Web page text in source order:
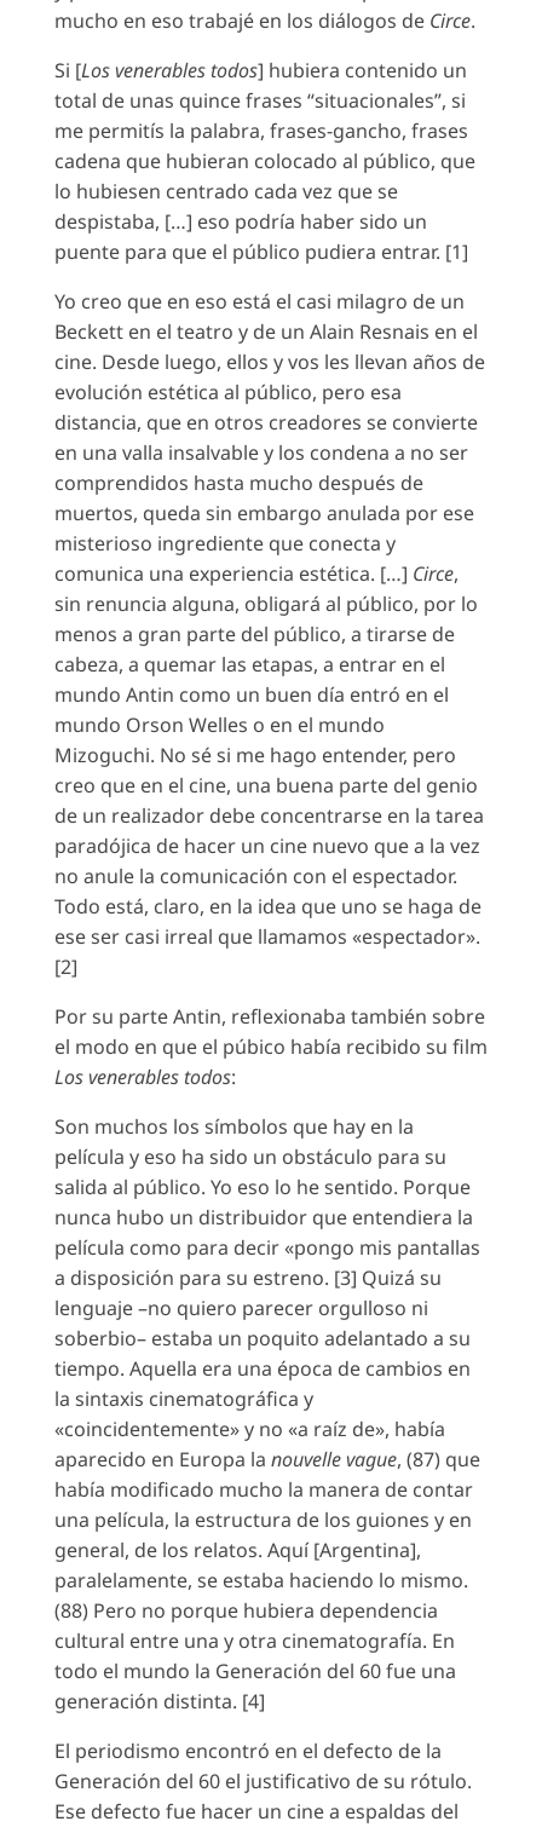
mucho en eso trabajé en los diálogos de Circe.
Si [Los venerables todos] hubiera contenido un
total de unas quince frases “situacionales”, si
me permitís la palabra, frases-gancho, frases
cadena que hubieran colocado al público, que
lo hubiesen centrado cada vez que se
despistaba, […] eso podría haber sido un
puente para que el público pudiera entrar. [1]
Yo creo que en eso está el casi milagro de un
Beckett en el teatro y de un Alain Resnais en el
cine. Desde luego, ellos y vos les llevan años de
evolución estética al público, pero esa
distancia, que en otros creadores se convierte
en una valla insalvable y los condena a no ser
comprendidos hasta mucho después de
muertos, queda sin embargo anulada por ese
misterioso ingrediente que conecta y
comunica una experiencia estética. […] Circe,
sin renuncia alguna, obligará al público, por lo
menos a gran parte del público, a tirarse de
cabeza, a quemar las etapas, a entrar en el
mundo Antin como un buen día entró en el
mundo Orson Welles o en el mundo
Mizoguchi. No sé si me hago entender, pero
creo que en el cine, una buena parte del genio
de un realizador debe concentrarse en la tarea
paradójica de hacer un cine nuevo que a la vez
no anule la comunicación con el espectador.
Todo está, claro, en la idea que uno se haga de
ese ser casi irreal que llamamos «espectador».
[2]
Por su parte Antin, reflexionaba también sobre
el modo en que el púbico había recibido su film
Los venerables todos:
Son muchos los símbolos que hay en la
película y eso ha sido un obstáculo para su
salida al público. Yo eso lo he sentido. Porque
nunca hubo un distribuidor que entendiera la
película como para decir «pongo mis pantallas
a disposición para su estreno. [3] Quizá su
lenguaje –no quiero parecer orgulloso ni
soberbio– estaba un poquito adelantado a su
tiempo. Aquella era una época de cambios en
la sintaxis cinematográfica y
«coincidentemente» y no «a raíz de», había
aparecido en Europa la nouvelle vague, (87) que
había modificado mucho la manera de contar
una película, la estructura de los guiones y en
general, de los relatos. Aquí [Argentina],
paralelamente, se estaba haciendo lo mismo.
(88) Pero no porque hubiera dependencia
cultural entre una y otra cinematografía. En
todo el mundo la Generación del 60 fue una
generación distinta. [4]
El periodismo encontró en el defecto de la
Generación del 60 el justificativo de su rótulo.
Ese defecto fue hacer un cine a espaldas del